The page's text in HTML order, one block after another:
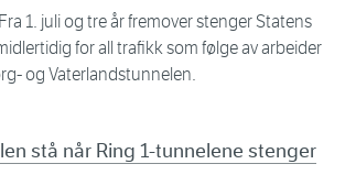
1. juli og tre år fremover stenger Statens
for all trafikk som følge av arbeider
og Vaterlandstunnelen.
stå når Ring 1-tunnelene stenger